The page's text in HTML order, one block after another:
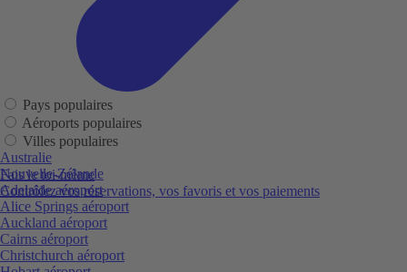
Fais le toi-même
Contrôlez vos réservations, vos favoris et vos paiements
Pays populaires
Aéroports populaires
Villes populaires
Australie
Nouvelle-Zélande
Adelaide aéroport
Alice Springs aéroport
Auckland aéroport
Cairns aéroport
Christchurch aéroport